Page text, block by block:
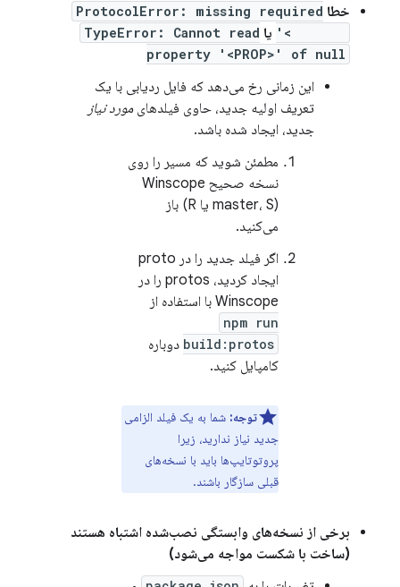
خطا ProtocolError: missing required
یا TypeError: Cannot read
property '<PROP>' of null
این زمانی رخ می‌دهد که فایل ردیابی با یک
تعریف اولیه جدید، حاوی فیلدهای مورد نیاز
جدید، ایجاد شده باشد.
مطمئن شوید که مسیر را روی
نسخه صحیح Winscope
(master، S یا R) باز
می‌کنید.
اگر فیلد جدید را در proto
ایجاد کردید، protos را در
Winscope با استفاده از
npm run
build:protos دوباره
کامپایل کنید.
توجه: شما به یک فیلد الزامی
جدید نیاز ندارید، زیرا
پروتوتایپ‌ها باید با نسخه‌های
قبلی سازگار باشند.
برخی از نسخه‌های وابستگی نصب‌شده اشتباه هستند
(ساخت با شکست مواجه می‌شود)